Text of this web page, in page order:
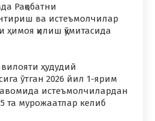
Рақобатни
ва истеъмолчилар
ҳимоя қилиш қўмитасида
ҳудудий
ўтган 2026 йил 1-ярим
истеъмолчилардан
та мурожаатлар келиб